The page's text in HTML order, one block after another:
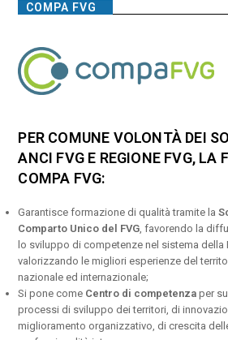
COMPA FVG
PER COMUNE VOLONTÀ DEI
ANCI FVG E REGIONE FVG, LA
COMPA FVG:
Garantisce formazione di qualità tramite la
Comparto Unico del FVG , favorendo la
lo sviluppo di competenze nel sistema della
valorizzando le migliori esperienze del
nazionale ed internazionale;
Si pone come Centro di competenza per
processi di sviluppo dei territori, di
miglioramento organizzativo, di crescita